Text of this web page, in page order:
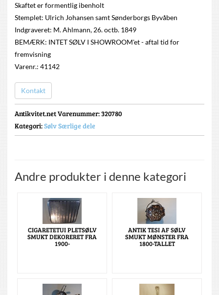
Skaftet er formentlig ibenholt
Stemplet: Ulrich Johansen samt Sønderborgs Byvåben
Indgraveret: M. Ahlmann, 26. octb. 1849
BEMÆRK: INTET SØLV I SHOWROOM'et - aftal tid for
fremvisning
Varenr.: 41142
Kontakt
Antikvitet.net Varenummer: 320780
Kategori:Sølv Særlige dele
Andre produkter i denne kategori
CIGARETETUI PLETSØLV
SMUKT DEKORERET FRA
1900-
ANTIK TESI AF SØLV
SMUKT MØNSTER FRA
1800-TALLET